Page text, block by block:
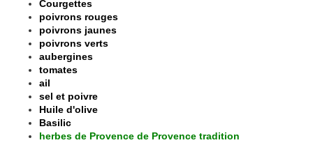
Courgettes
poivrons rouges
poivrons jaunes
poivrons verts
aubergines
tomates
ail
sel et poivre
Huile d'olive
Basilic
herbes de Provence de Provence tradition